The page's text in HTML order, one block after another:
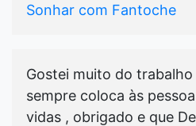
Sonhar com Fantoche
Gostei muito do trabalho
sempre coloca às
vidas , obrigado e que